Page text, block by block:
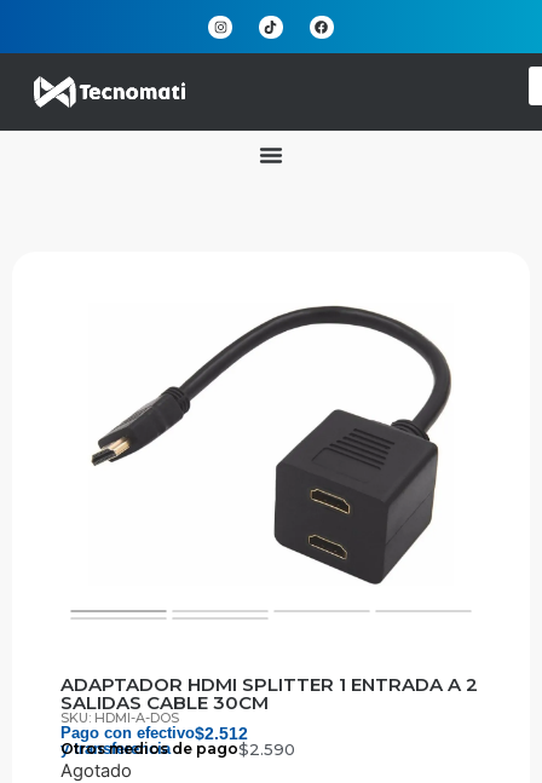
ADAPTADOR HDMI SPLITTER 1 ENTRADA A 2
SALIDAS CABLE 30CM
SKU: HDMI-A-DOS
Pago con efectivo
y transferencia
$2.512
Otros medios de pago$2.590
Agotado